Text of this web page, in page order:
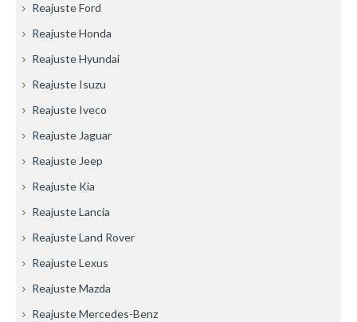
Reajuste Ford
Reajuste Honda
Reajuste Hyundai
Reajuste Isuzu
Reajuste Iveco
Reajuste Jaguar
Reajuste Jeep
Reajuste Kia
Reajuste Lancia
Reajuste Land Rover
Reajuste Lexus
Reajuste Mazda
Reajuste Mercedes-Benz